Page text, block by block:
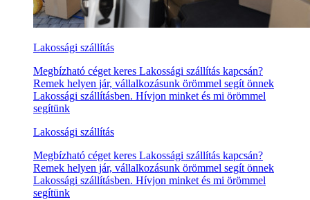
Lakossági szállítás
Megbízható céget keres Lakossági szállítás kapcsán?
Remek helyen jár, vállalkozásunk örömmel segít önnek
Lakossági szállításben. Hívjon minket és mi örömmel
segítünk
Lakossági szállítás
Megbízható céget keres Lakossági szállítás kapcsán?
Remek helyen jár, vállalkozásunk örömmel segít önnek
Lakossági szállításben. Hívjon minket és mi örömmel
segítünk